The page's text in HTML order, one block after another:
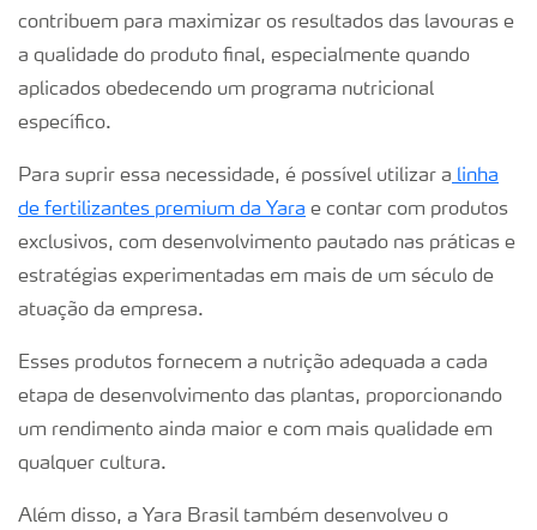
contribuem para maximizar os resultados das lavouras e
a qualidade do produto final, especialmente quando
aplicados obedecendo um programa nutricional
específico.
Para suprir essa necessidade, é possível utilizar a linha
de fertilizantes premium da Yara e contar com produtos
exclusivos, com desenvolvimento pautado nas práticas e
estratégias experimentadas em mais de um século de
atuação da empresa.
Esses produtos fornecem a nutrição adequada a cada
etapa de desenvolvimento das plantas, proporcionando
um rendimento ainda maior e com mais qualidade em
qualquer cultura.
Além disso, a Yara Brasil também desenvolveu o